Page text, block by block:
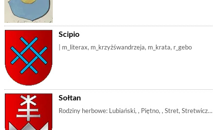
Scipio
| m_literax, m_krzyżśwandrzeja, m_krata, r_gebo
Sołtan
Rodziny herbowe: Lubiański, , Piętno, , Stret, Stretwicz, Sułtan, Ustrabowski, Wiserski | m_krzyż, m_krzyżkotwica, m_łękawica, m_literaw, m_literax, m_krzyżodwójny, m_krzyżbiałoruski, m_krzyżwywyższony, m_gwiazda